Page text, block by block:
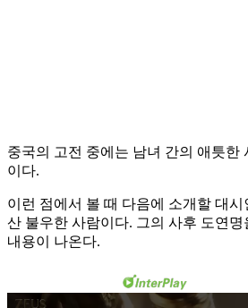
중국의 고전 중에는 남녀 간의 애틋한
이다.
이런 점에서 볼 때 다음에 소개할 대
산 불우한 사람이다. 그의 사후 도연
내용이 나온다.